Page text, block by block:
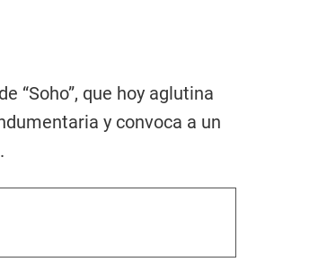
“Soho”, que hoy aglutina
y convoca a un